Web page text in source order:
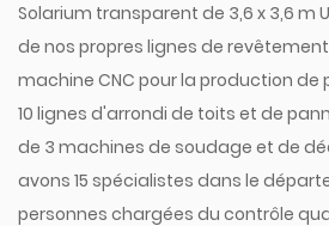
Solarium transparent de 3,6 x 3,6 m
de nos propres lignes de
machine CNC pour la production de
10 lignes d'arrondi de toits et de
de 3 machines de soudage et de
avons 15 spécialistes dans le
personnes chargées du contrôle